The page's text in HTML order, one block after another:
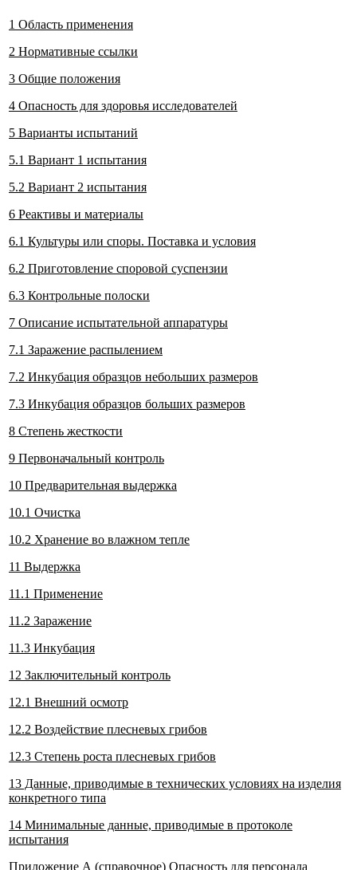
1 Область применения
2 Нормативные ссылки
3 Общие положения
4 Опасность для здоровья исследователей
5 Варианты испытаний
5.1 Вариант 1 испытания
5.2 Вариант 2 испытания
6 Реактивы и материалы
6.1 Культуры или споры. Поставка и условия
6.2 Приготовление споровой суспензии
6.3 Контрольные полоски
7 Описание испытательной аппаратуры
7.1 Заражение распылением
7.2 Инкубация образцов небольших размеров
7.3 Инкубация образцов больших размеров
8 Степень жесткости
9 Первоначальный контроль
10 Предварительная выдержка
10.1 Очистка
10.2 Хранение во влажном тепле
11 Выдержка
11.1 Применение
11.2 Заражение
11.3 Инкубация
12 Заключительный контроль
12.1 Внешний осмотр
12.2 Воздействие плесневых грибов
12.3 Степень роста плесневых грибов
13 Данные, приводимые в технических условиях на изделия
конкретного типа
14 Минимальные данные, приводимые в протоколе
испытания
Приложение А (справочное) Опасность для персонала